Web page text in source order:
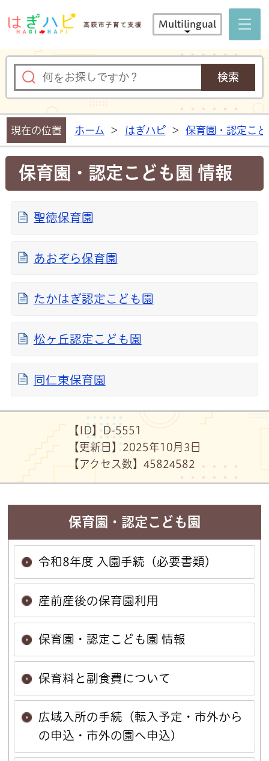
はぎハピ
Multilingual
現在の位置 ホーム > はぎハピ > 保育園・認定こ
保育園・認定こども園 情報
聖徳保育園
あおぞら保育園
たかはぎ認定こども園
松ヶ丘認定こども園
同仁東保育園
【ID】 D-5551
【更新日】2025年10月3日
【アクセス数】 45824582
保育園・認定こども園
令和8年度 入園手続（必要書類）
産前産後の保育園利用
保育園・認定こども園 情報
保育料と副食費について
広域入所の手続（転入予定・市外から
の申込・市外の園へ申込）